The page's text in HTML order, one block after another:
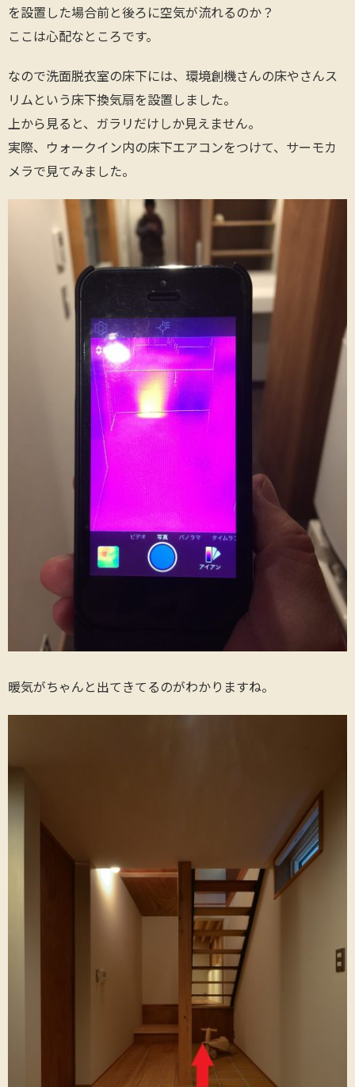
を設置した場合前と後ろに空気が流れるのか？
ここは心配なところです。
なので洗面脱衣室の床下には、環境創機さんの床やさんス
リムという床下換気扇を設置しました。
上から見ると、ガラリだけしか見えません。
実際、ウォークイン内の床下エアコンをつけて、サーモカ
メラで見てみました。
暖気がちゃんと出てきてるのがわかりますね。